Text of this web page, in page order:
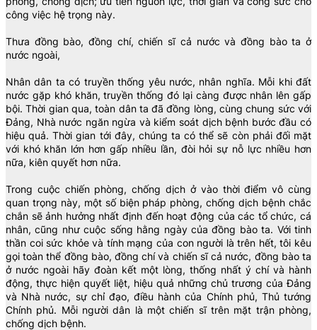
công việc hệ trọng này.
Thưa đồng bào, đồng chí, chiến sĩ cả nước và đồng bào ta ở
nước ngoài,
Nhân dân ta có truyền thống yêu nước, nhân nghĩa. Mỗi khi đất
nước gặp khó khăn, truyền thống đó lại càng được nhân lên gấp
bội. Thời gian qua, toàn dân ta đã đồng lòng, cùng chung sức với
Đảng, Nhà nước ngăn ngừa và kiểm soát dịch bệnh bước đầu có
hiệu quả. Thời gian tới đây, chúng ta có thể sẽ còn phải đối mặt
với khó khăn lớn hơn gấp nhiều lần, đòi hỏi sự nỗ lực nhiều hơn
nữa, kiên quyết hơn nữa.
Trong cuộc chiến phòng, chống dịch ở vào thời điểm vô cùng
quan trọng này, một số biện pháp phòng, chống dịch bệnh chắc
chắn sẽ ảnh hưởng nhất định đến hoạt động của các tổ chức, cá
nhân, cũng như cuộc sống hằng ngày của đồng bào ta. Với tinh
thần coi sức khỏe và tính mạng của con người là trên hết, tôi kêu
gọi toàn thể đồng bào, đồng chí và chiến sĩ cả nước, đồng bào ta
ở nước ngoài hãy đoàn kết một lòng, thống nhất ý chí và hành
động, thực hiện quyết liệt, hiệu quả những chủ trương của Đảng
và Nhà nước, sự chỉ đạo, điều hành của Chính phủ, Thủ tướng
Chính phủ. Mỗi người dân là một chiến sĩ trên mặt trận phòng,
chống dịch bệnh.